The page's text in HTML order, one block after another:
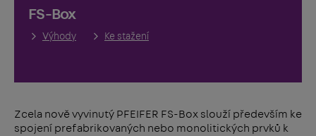
FS-Box
Výhody Ke stažení
Zcela nově vyvinutý PFEIFER FS-Box slouží především ke
spojení prefabrikovaných nebo monolitických prvků k